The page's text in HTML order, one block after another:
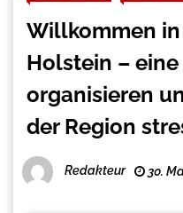
Willkommen
Holstein –
organisieren
der Region
Redakteur 30.